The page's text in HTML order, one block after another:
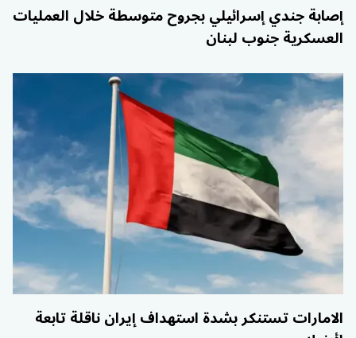
إصابة جندي إسرائيلي بجروح متوسطة خلال العمليات
العسكرية جنوب لبنان
الامارات تستنكر بشدة استهداف إيران ناقلة تابعة